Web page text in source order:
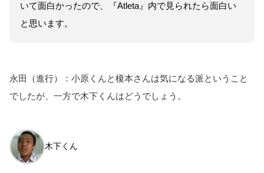
いて面白かったので、『Atleta』内で見られたら面白い
と思います。
永田（進行）：小原くんと榎本さんは気になる派ということ
でしたが、一方で木下くんはどうでしょう。
木下くん